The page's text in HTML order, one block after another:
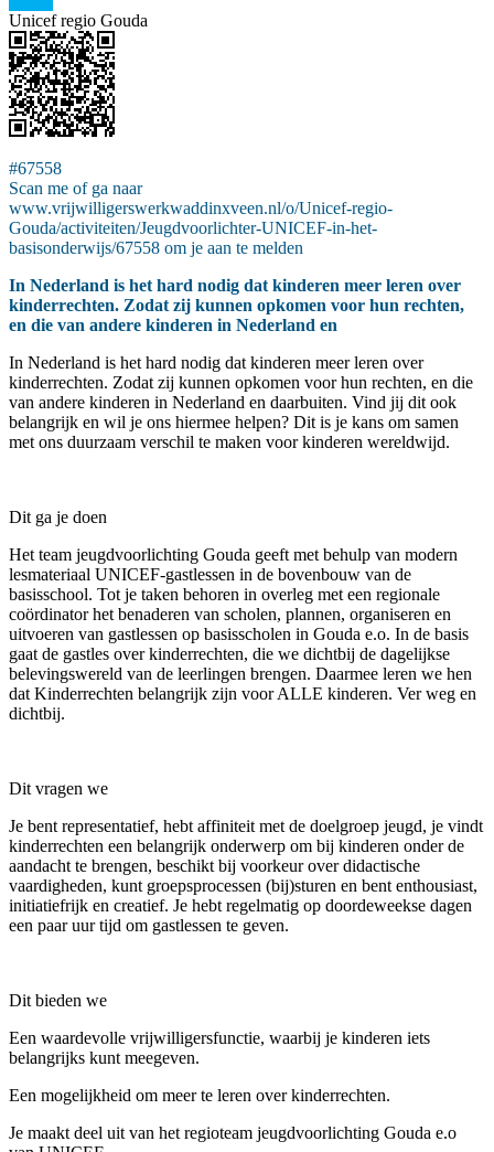
Unicef regio Gouda
#67558
Scan me of ga naar
www.vrijwilligerswerkwaddinxveen.nl/o/Unicef-regio-
Gouda/activiteiten/Jeugdvoorlichter-UNICEF-in-het-
basisonderwijs/67558 om je aan te melden
In Nederland is het hard nodig dat kinderen meer leren over
kinderrechten. Zodat zij kunnen opkomen voor hun rechten,
en die van andere kinderen in Nederland en
In Nederland is het hard nodig dat kinderen meer leren over
kinderrechten. Zodat zij kunnen opkomen voor hun rechten, en die
van andere kinderen in Nederland en daarbuiten. Vind jij dit ook
belangrijk en wil je ons hiermee helpen? Dit is je kans om samen
met ons duurzaam verschil te maken voor kinderen wereldwijd.
Dit ga je doen
Het team jeugdvoorlichting Gouda geeft met behulp van modern
lesmateriaal UNICEF-gastlessen in de bovenbouw van de
basisschool. Tot je taken behoren in overleg met een regionale
coördinator het benaderen van scholen, plannen, organiseren en
uitvoeren van gastlessen op basisscholen in Gouda e.o. In de basis
gaat de gastles over kinderrechten, die we dichtbij de dagelijkse
belevingswereld van de leerlingen brengen. Daarmee leren we hen
dat Kinderrechten belangrijk zijn voor ALLE kinderen. Ver weg en
dichtbij.
Dit vragen we
Je bent representatief, hebt affiniteit met de doelgroep jeugd, je vindt
kinderrechten een belangrijk onderwerp om bij kinderen onder de
aandacht te brengen, beschikt bij voorkeur over didactische
vaardigheden, kunt groepsprocessen (bij)sturen en bent enthousiast,
initiatiefrijk en creatief. Je hebt regelmatig op doordeweekse dagen
een paar uur tijd om gastlessen te geven.
Dit bieden we
Een waardevolle vrijwilligersfunctie, waarbij je kinderen iets
belangrijks kunt meegeven.
Een mogelijkheid om meer te leren over kinderrechten.
Je maakt deel uit van het regioteam jeugdvoorlichting Gouda e.o